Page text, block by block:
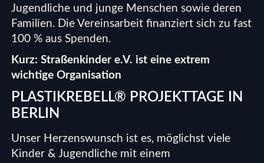
Jugendliche und junge Menschen sowie deren
Familien. Die Vereinsarbeit finanziert sich zu fast
100 % aus Spenden.
Kurz:Straßenkinder e.V. ist eine extrem
wichtige Organisation
PLASTIKREBELL® PROJEKTTAGE IN
BERLIN
Unser Herzenswunsch ist es, möglichst viele
Kinder & Jugendliche mit einem